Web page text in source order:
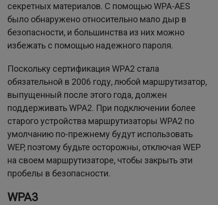
секретных материалов. С помощью WPA-AES
было обнаружено относительно мало дыр в
безопасности, и большинства из них можно
избежать с помощью надежного пароля.
Поскольку сертификация WPA2 стала
обязательной в 2006 году, любой маршрутизатор,
выпущенный после этого года, должен
поддерживать WPA2. При подключении более
старого устройства маршрутизаторы WPA2 по
умолчанию по-прежнему будут использовать
WEP, поэтому будьте осторожны, отключая WEP
на своем маршрутизаторе, чтобы закрыть эти
пробелы в безопасности.
WPA3